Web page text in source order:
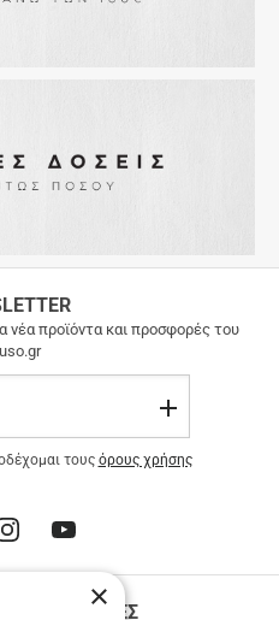
νέα προϊόντα και προσφορές του
Εγγραφή
τους όρους χρήσης
ΠΑΡΑΓΓΕΛΙΕΣ
×